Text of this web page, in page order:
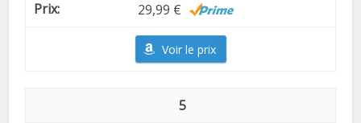
29,99 €
Voir le prix
5